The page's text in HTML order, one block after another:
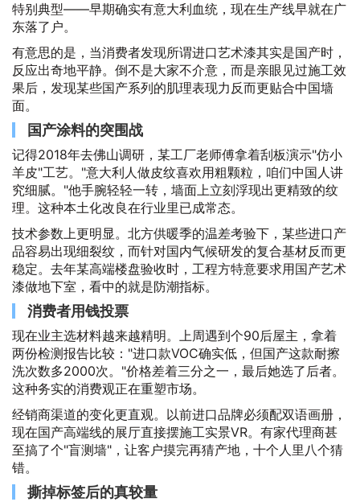
特别典型——早期确实有意大利血统，现在生产线早就在广
东落了户。
有意思的是，当消费者发现所谓进口艺术漆其实是国产时，
反应出奇地平静。倒不是大家不介意，而是亲眼见过施工效
果后，发现某些国产系列的肌理表现力反而更贴合中国墙
面。
国产涂料的突围战
记得2018年去佛山调研，某工厂老师傅拿着刮板演示"仿小
羊皮"工艺。"意大利人做皮纹喜欢用粗颗粒，咱们中国人讲
究细腻。"他手腕轻轻一转，墙面上立刻浮现出更精致的纹
理。这种本土化改良在行业里已成常态。
技术参数上更明显。北方供暖季的温差考验下，某些进口产
品容易出现细裂纹，而针对国内气候研发的复合基材反而更
稳定。去年某高端楼盘验收时，工程方特意要求用国产艺术
漆做地下室，看中的就是防潮指标。
消费者用钱投票
现在业主选材料越来越精明。上周遇到个90后屋主，拿着
两份检测报告比较："进口款VOC确实低，但国产这款耐擦
洗次数多2000次。"价格差着三分之一，最后她选了后者。
这种务实的消费观正在重塑市场。
经销商渠道的变化更直观。以前进口品牌必须配双语画册，
现在国产高端线的展厅直接摆施工实景VR。有家代理商甚
至搞了个"盲测墙"，让客户摸完再猜产地，十个人里八个猜
错。
撕掉标签后的真较量